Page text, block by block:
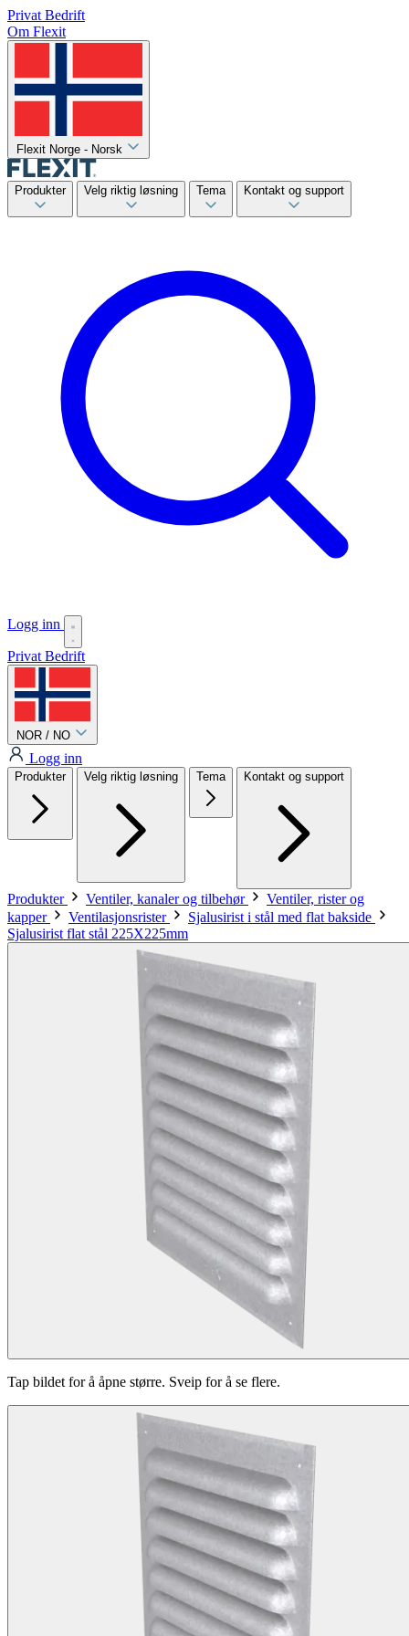
Privat Bedrift
Om Flexit
Flexit Norge - Norsk
Produkter Velg riktig løsning Tema Kontakt og support
Logg inn
Privat Bedrift
NOR / NO
Logg inn
Produkter Velg riktig løsning Tema Kontakt og support
Produkter Ventiler, kanaler og tilbehør
Ventiler, rister og
kapper
Ventilasjonsrister
Sjalusirist i stål med flat bakside
Sjalusirist flat stål 225X225mm
Tap bildet for å åpne større. Sveip for å se flere.